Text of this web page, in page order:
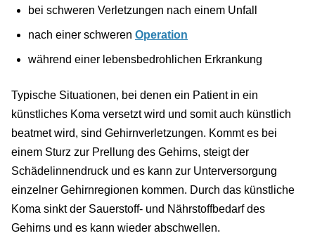
bei schweren Verletzungen nach einem Unfall
nach einer schweren Operation
während einer lebensbedrohlichen Erkrankung
Typische Situationen, bei denen ein Patient in ein
künstliches Koma versetzt wird und somit auch künstlich
beatmet wird, sind Gehirnverletzungen. Kommt es bei
einem Sturz zur Prellung des Gehirns, steigt der
Schädelinnendruck und es kann zur Unterversorgung
einzelner Gehirnregionen kommen. Durch das künstliche
Koma sinkt der Sauerstoff- und Nährstoffbedarf des
Gehirns und es kann wieder abschwellen.